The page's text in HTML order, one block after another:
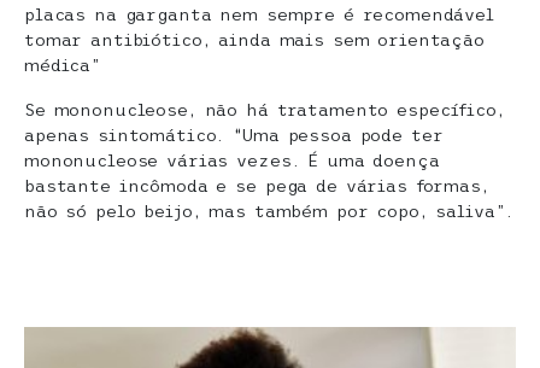
placas na garganta nem sempre é recomendável
tomar antibiótico, ainda mais sem orientação
médica”
Se mononucleose, não há tratamento específico,
apenas sintomático. “Uma pessoa pode ter
mononucleose várias vezes. É uma doença
bastante incômoda e se pega de várias formas,
não só pelo beijo, mas também por copo, saliva”.